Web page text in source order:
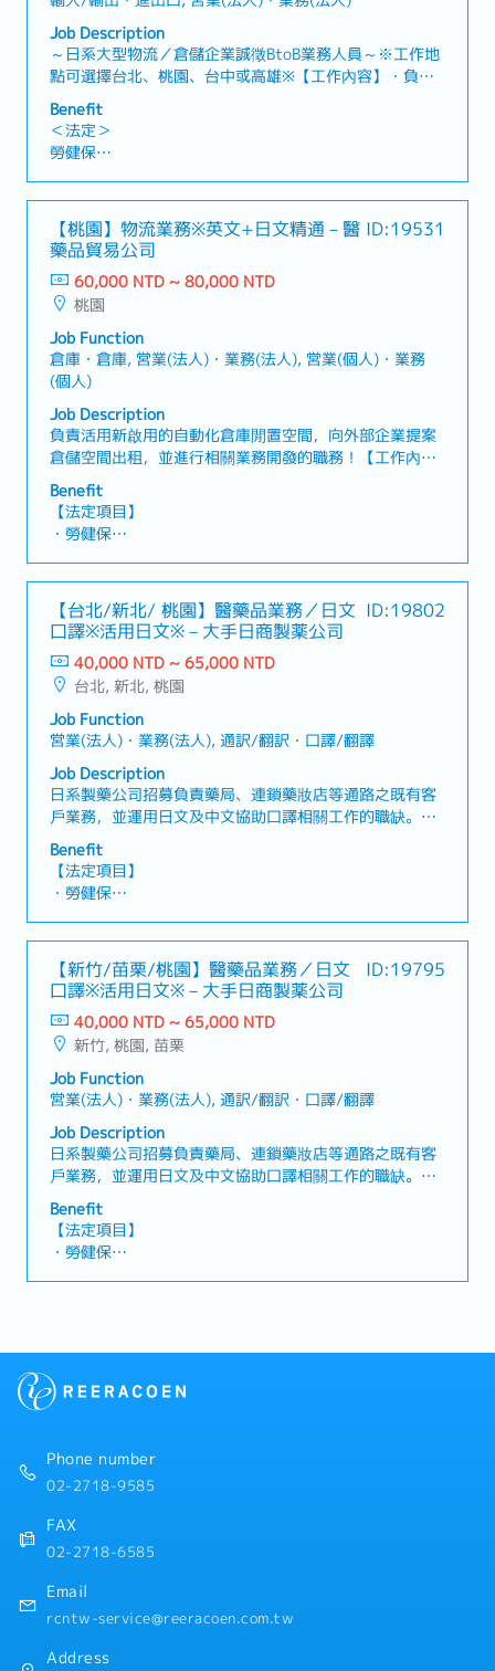
Job Description
～日系大型物流／倉儲企業誠徵BtoB業務人員～※工作地
點可選擇台北、桃園、台中或高雄※【工作內容】・負責
國際進出口、國內運輸、倉儲管理及庫存管理等整體物流
服務業務・開發新客戶並維護既有客戶關係※主要以新客
戶開發為主・透過電話開發潛在客戶，安排拜訪行程並進
行業務提案・了解客戶需求，提供最適合的物流解決方案
Benefit
＜法定＞
勞健保
各種休假(特別休假、婚假、喪假、生理假、產檢假、陪產
假、產假、育嬰假)
退休金
＜公司福利＞
・獎金：1個月～※依公司內部規定決定
・三節獎金
・員工旅遊(不定期)
【桃園】物流業務※英文+日文精通－醫
藥品貿易公司
ID:19531
60,000 NTD ~ 80,000 NTD
桃園
Job Function
倉庫・倉庫, 営業(法人)・業務(法人), 営業(個人)・業務
(個人)
Job Description
負責活用新啟用的自動化倉庫閒置空間，向外部企業提案
倉儲空間出租，並進行相關業務開發的職務！【工作內
容】・外部客戶開發業務（由於本職位將處理非自有產品
的貨物，因此需針對正在尋找倉儲及物流服務的企業，提
案並介紹本公司的倉儲功能）・客戶需求訪談與條件整
理・與內部各部門之協作與溝通・主管交辦事項【魅
力】・可將集團內前所未有的服務，透過自身的努力拓展
位
Benefit
【法定項目】
・勞健保
陪產假、產假、育嬰假）
・退休金
【公司福利】
・獎金：保證1個月（1年1次）
・業績獎金：依業績（1年1次，平均1～2個月）
・餐費津貼（包含於月薪中）
【台北/新北/ 桃園】醫藥品業務／日文
口譯※活用日文※－大手日商製薬公司
ID:19802
40,000 NTD ~ 65,000 NTD
台北, 新北, 桃園
Job Function
営業(法人)・業務(法人), 通訳/翻訳・口譯/翻譯
Job Description
日系製藥公司招募負責藥局、連鎖藥妝店等通路之既有客
戶業務，並運用日文及中文協助口譯相關工作的職缺。透
過醫藥品、化妝品及食品等商品的促銷提案與賣場陳列規
劃，協助提升產品在台灣市場的知名度與銷售業績。【工
作內容】・定期拜訪負責區域內的藥局及連鎖藥妝店，進
行既有客戶維護及通路業務・與既有客戶建立良好關係，
了解銷售狀況及客戶需求・介紹醫藥品、化妝品、食品等
略等相關資訊・負責店內商品陳列、賣場規劃及促銷活動
執行・回覆通路窗口的相關詢問・彙整並回報業務活動內
容及市場資訊・協助日本籍員工、台灣籍員工及客戶之間
的日中口譯・其他主管交辦事項
Benefit
【法定項目】
・勞健保
・各種休假（特別休假、婚假、喪假、生理假、產檢假、
陪產假、產假、育嬰假）
・退休金
【企業福利】
・獎金：平均2.5個月（依業績而定）
・三節禮金
・交通津貼
・伙食津貼
・提供業務機
【績效獎金】
・3個月發放1次（細節於面試時說明）
【新竹/苗栗/桃園】醫藥品業務／日文
口譯※活用日文※－大手日商製薬公司
ID:19795
40,000 NTD ~ 65,000 NTD
新竹, 桃園, 苗栗
Job Function
営業(法人)・業務(法人), 通訳/翻訳・口譯/翻譯
Job Description
日系製藥公司招募負責藥局、連鎖藥妝店等通路之既有客
戶業務，並運用日文及中文協助口譯相關工作的職缺。透
過醫藥品、化妝品及食品等商品的促銷提案與賣場陳列規
劃，協助提升產品在台灣市場的知名度與銷售業績。【工
作內容】・定期拜訪負責區域內的藥局及連鎖藥妝店，進
行既有客戶維護及通路業務・與既有客戶建立良好關係，
了解銷售狀況及客戶需求・介紹醫藥品、化妝品、食品等
執行・回覆店鋪窗口的相關詢問・彙整並回報業務活動內
容及市場資訊・協助日本籍員工、台灣籍員工及客戶之間
的日中口譯・其他主管交辦事項
Benefit
【法定項目】
・勞健保
【企業福利】
・獎金：平均2.5個月（依業績而定）
・交通津貼
・提供業務機
・3個月發放1次（細節於面試時說明）
Phone number
02-2718-9585
FAX
02-2718-6585
Email
rcntw-service@reeracoen.com.tw
Address